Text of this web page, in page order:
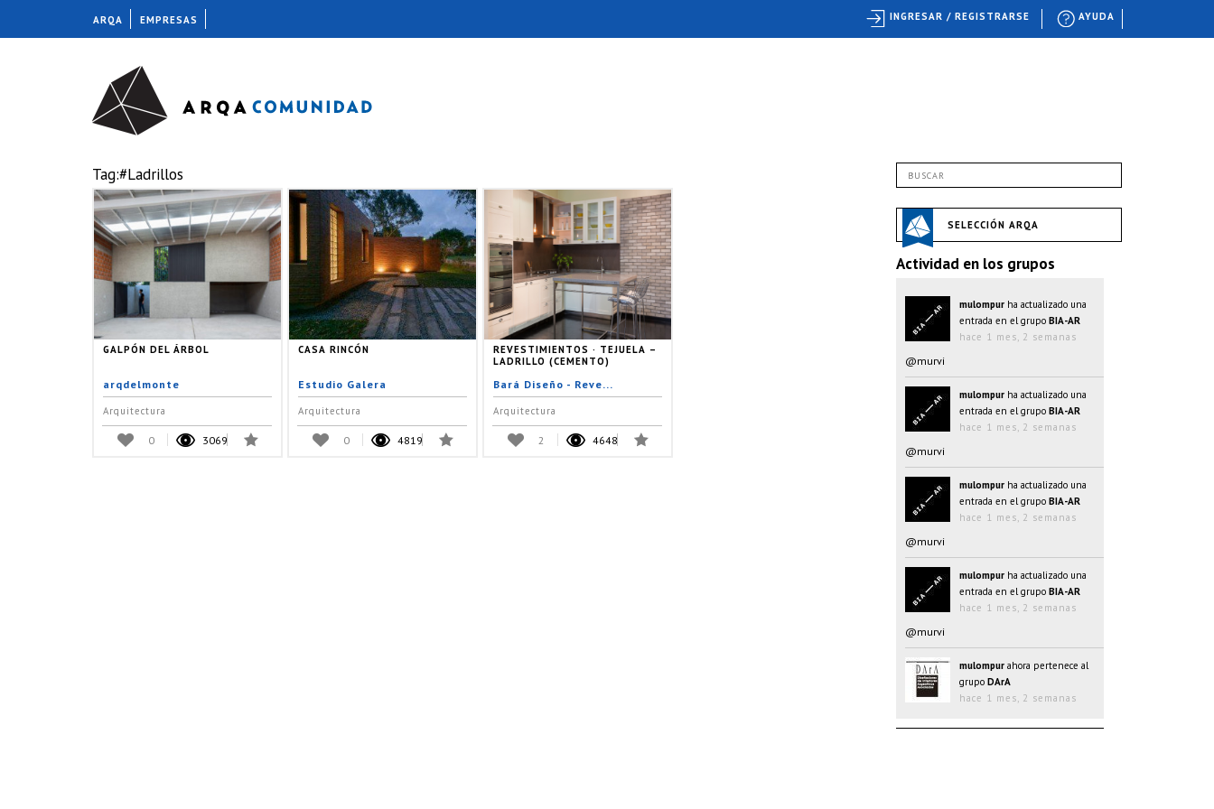
Tag:#Ladrillos
GALPÓN DEL ÁRBOL
arqdelmonte
Arquitectura
0 3069
CASA RINCÓN
Estudio Galera
Arquitectura
0 4819
REVESTIMIENTOS · TEJUELA –
LADRILLO (CEMENTO)
Bará Diseño - Reve...
Arquitectura
2 4648
SELECCIÓN ARQA
Actividad en los grupos
mulompur ha actualizado una
entrada en el grupo BIA-AR
hace 1 mes, 2 semanas
@murvi
mulompur ha actualizado una
entrada en el grupo BIA-AR
hace 1 mes, 2 semanas
@murvi
mulompur ha actualizado una
entrada en el grupo BIA-AR
hace 1 mes, 2 semanas
@murvi
mulompur ha actualizado una
entrada en el grupo BIA-AR
hace 1 mes, 2 semanas
@murvi
mulompur ahora pertenece al
grupo DArA
hace 1 mes, 2 semanas
ARQA EMPRESAS AYUDA
INGRESAR / REGISTRARSE